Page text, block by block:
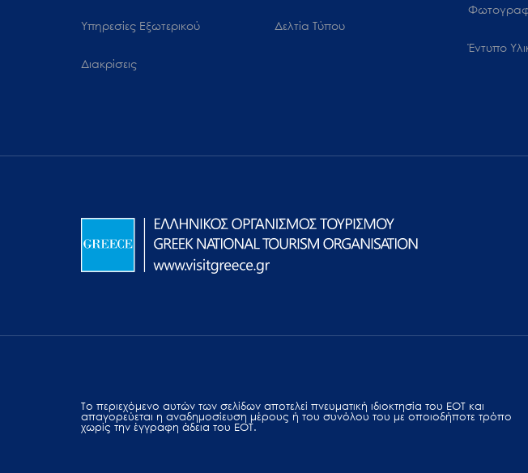
Υπηρεσίες Εξωτερικού
Διακρίσεις
Δελτία Τύπου
Έντυπο
Το περιεχόμενο αυτών των σελίδων αποτελεί πvευματική ιδιοκτησία του ΕΟΤ και
απαγορεύεται η αναδημοσίευση μέρους ή του συνόλου του με οποιοδήποτε τρόπο
χωρίς την έγγραφη άδεια του ΕΟΤ.